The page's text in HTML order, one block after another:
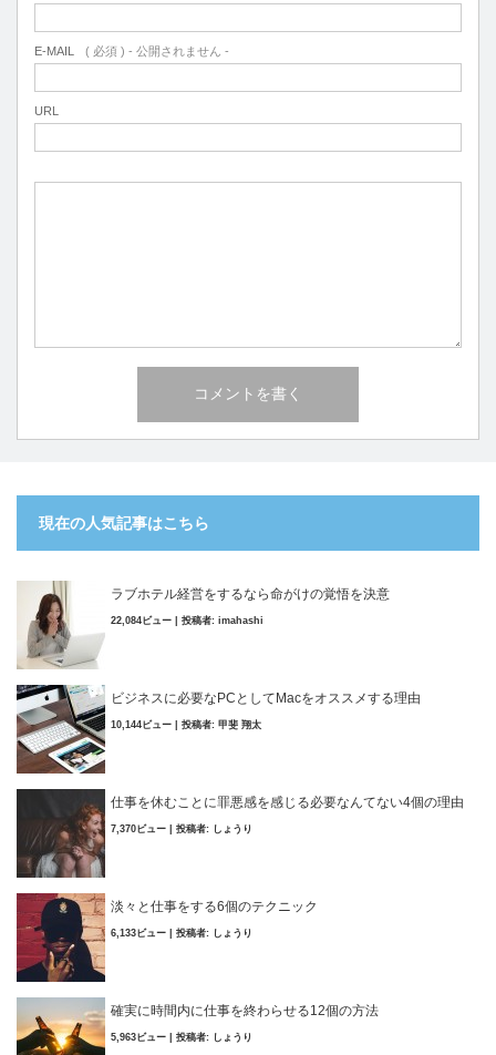
E-MAIL ( 必須 ) - 公開されません -
URL
現在の人気記事はこちら
ラブホテル経営をするなら命がけの覚悟を決意
22,084ビュー 投稿者: imahashi
ビジネスに必要なPCとしてMacをオススメする理由
10,144ビュー 投稿者: 甲斐 翔太
仕事を休むことに罪悪感を感じる必要なんてない4個の理由
7,370ビュー 投稿者: しょうり
淡々と仕事をする6個のテクニック
6,133ビュー 投稿者: しょうり
確実に時間内に仕事を終わらせる12個の方法
5,963ビュー 投稿者: しょうり